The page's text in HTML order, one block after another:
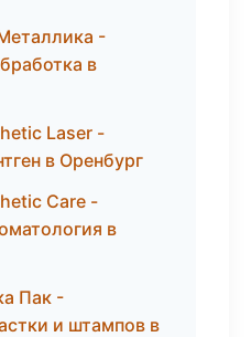
-
в
Laser -
в Оренбург
Care -
в
Пак -
и штампов в